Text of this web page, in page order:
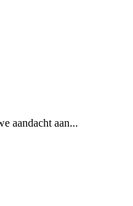
aandacht aan...